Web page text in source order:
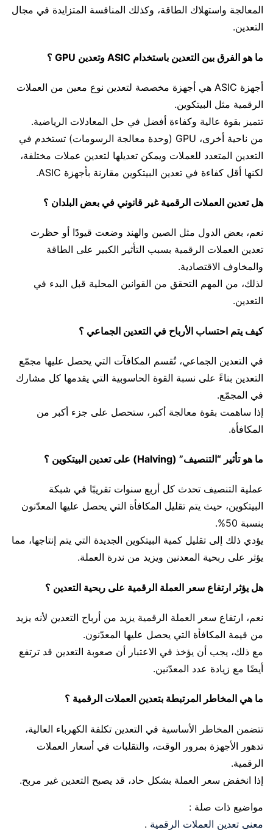
المعالجة واستهلاك الطاقة، وكذلك المنافسة المتزايدة في مجال
التعدين.
ما هو الفرق بين التعدين باستخدام ASIC وتعدين GPU ؟
أجهزة ASIC هي أجهزة مخصصة لتعدين نوع معين من العملات
الرقمية مثل البيتكوين.
تتميز بقوة عالية وكفاءة أفضل في حل المعادلات الرياضية.
من ناحية أخرى، GPU (وحدة معالجة الرسومات) تستخدم في
التعدين المتعدد للعملات ويمكن تعديلها لتعدين عملات مختلفة،
لكنها أقل كفاءة في تعدين البيتكوين مقارنة بأجهزة ASIC.
هل تعدين العملات الرقمية غير قانوني في بعض البلدان ؟
نعم، بعض الدول مثل الصين والهند وضعت قيودًا أو حظرت
تعدين العملات الرقمية بسبب التأثير الكبير على الطاقة
والمخاوف الاقتصادية.
لذلك، من المهم التحقق من القوانين المحلية قبل البدء في
التعدين.
كيف يتم احتساب الأرباح في التعدين الجماعي ؟
في التعدين الجماعي، تُقسم المكافآت التي يحصل عليها مجمّع
التعدين بناءً على نسبة القوة الحاسوبية التي يقدمها كل مشارك
في المجمّع.
إذا ساهمت بقوة معالجة أكبر، ستحصل على جزء أكبر من
المكافأة.
ما هو تأثير “التنصيف” (Halving) على تعدين البيتكوين ؟
عملية التنصيف تحدث كل أربع سنوات تقريبًا في شبكة
البيتكوين، حيث يتم تقليل المكافأة التي يحصل عليها المعدّنون
بنسبة 50%.
يؤدي ذلك إلى تقليل كمية البيتكوين الجديدة التي يتم إنتاجها، مما
يؤثر على ربحية المعدنين ويزيد من ندرة العملة.
هل يؤثر ارتفاع سعر العملة الرقمية على ربحية التعدين ؟
نعم، ارتفاع سعر العملة الرقمية يزيد من أرباح التعدين لأنه يزيد
من قيمة المكافأة التي يحصل عليها المعدّنون.
مع ذلك، يجب أن يؤخذ في الاعتبار أن صعوبة التعدين قد ترتفع
أيضًا مع زيادة عدد المعدّنين.
ما هي المخاطر المرتبطة بتعدين العملات الرقمية ؟
تتضمن المخاطر الأساسية في التعدين تكلفة الكهرباء العالية،
تدهور الأجهزة بمرور الوقت، والتقلبات في أسعار العملات
الرقمية.
إذا انخفض سعر العملة بشكل حاد، قد يصبح التعدين غير مربح.
مواضيع ذات صلة :
معنى تعدين العملات الرقمية .